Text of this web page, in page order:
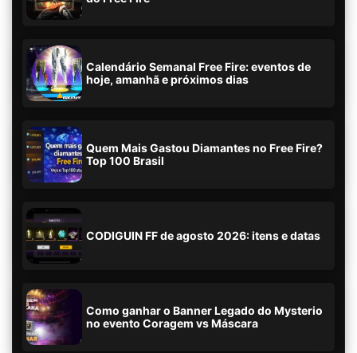
Calendário Semanal Free Fire: eventos de
hoje, amanhã e próximos dias
Quem Mais Gastou Diamantes no Free Fire?
Top 100 Brasil
CODIGUIN FF de agosto 2026: itens e datas
Como ganhar o Banner Legado do Mysterio
no evento Coragem vs Máscara